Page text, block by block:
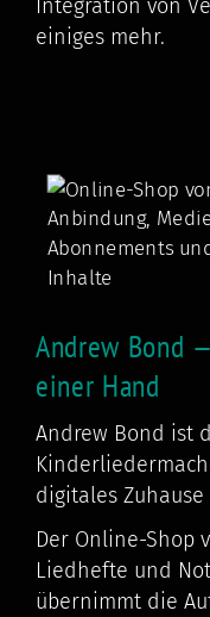
Integration von
einiges mehr.
Andrew Bond
einer Hand
Andrew Bond ist
digitales Zuhause
Der Online-Shop
Liedhefte und
übernimmt die